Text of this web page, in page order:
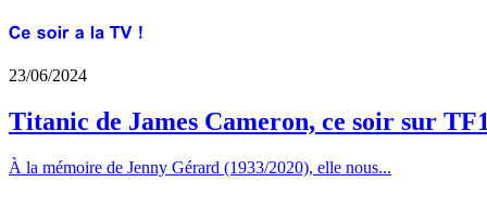
23/06/2024
Titanic de James Cameron, ce soir sur
À la mémoire de Jenny Gérard (1933/2020), elle nous...